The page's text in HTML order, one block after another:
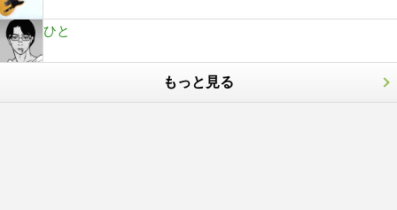
ひと
もっと見る